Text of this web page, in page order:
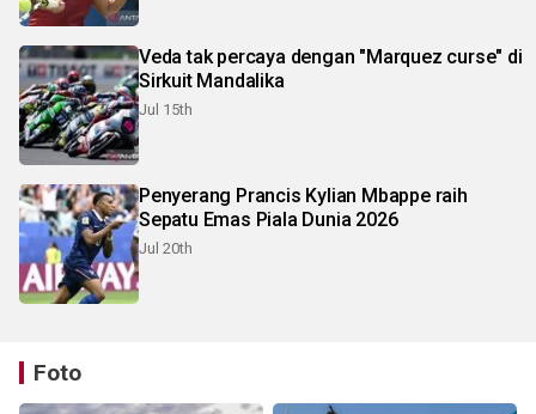
Veda tak percaya dengan "Marquez curse" di
Sirkuit Mandalika
Jul 15th
Penyerang Prancis Kylian Mbappe raih
Sepatu Emas Piala Dunia 2026
Jul 20th
Foto